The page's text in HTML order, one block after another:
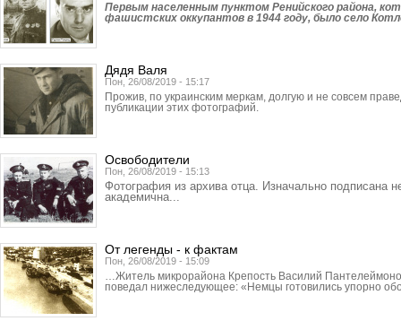
Первым населенным пунктом Ренийского района,
фашистских оккупантов в 1944 году, было село
Дядя Валя
Пон, 26/08/2019 - 15:17
Прожив, по украинским меркам, долгую и не совсем
публикации этих фотографий.
Освободители
Пон, 26/08/2019 - 15:13
Фотография из архива отца. Изначально подписана
академична...
От легенды - к фактам
Пон, 26/08/2019 - 15:09
…Житель микрорайона Крепость Василий
поведал нижеследующее: «Немцы готовились упорно